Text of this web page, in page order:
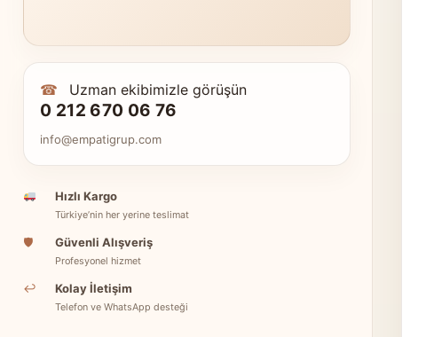
☎ Uzman ekibimizle görüşün
0 212 670 06 76
info@empatigrup.com
Hızlı Kargo
Türkiye’nin her yerine teslimat
🛡 Güvenli Alışveriş
Profesyonel hizmet
↩ Kolay İletişim
Telefon ve WhatsApp desteği